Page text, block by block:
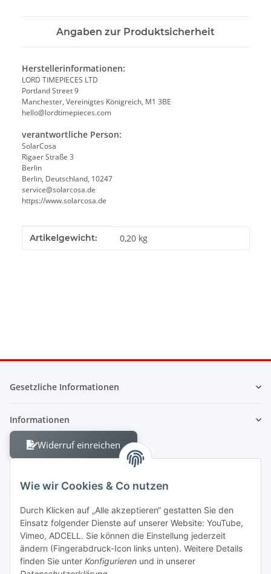
Wie wir Cookies & Co nutzen
Durch Klicken auf „Alle akzeptieren“ gestatten Sie den
Einsatz folgender Dienste auf unserer Website: YouTube,
Vimeo, ADCELL. Sie können die Einstellung jederzeit
ändern (Fingerabdruck-Icon links unten). Weitere Details
finden Sie unter Konfigurieren und in unserer
Angaben zur Produktsicherheit
Herstellerinformationen:
LORD TIMEPIECES LTD
Portland Street 9
Manchester, Vereinigtes Königreich, M1 3BE
hello@lordtimepieces.com
verantwortliche Person:
SolarCosa
Rigaer Straße 3
Berlin
Berlin, Deutschland, 10247
service@solarcosa.de
https://www.solarcosa.de
Produkteigenschaft
Wert
Artikelgewicht: 0,20 kg
Gesetzliche Informationen
Informationen
Widerruf einreichen
Berliner Allee 38
13088 Berlin
Shop +49 30 4280 2070